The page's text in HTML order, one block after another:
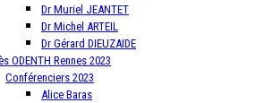
Dr Muriel JEANTET
Dr Michel ARTEIL
Dr Gérard DIEUZAIDE
ODENTH Rennes 2023
Conférenciers 2023
Alice Baras